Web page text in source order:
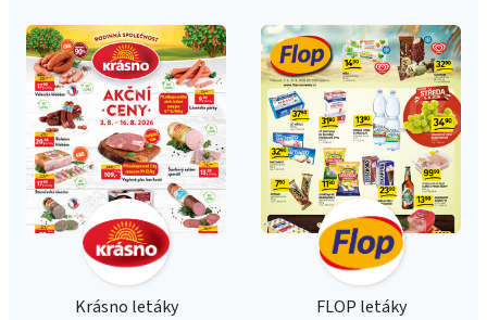
Krásno letáky FLOP letáky